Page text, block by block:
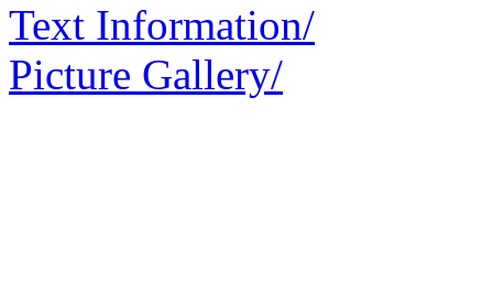
Text Information/
Picture Gallery/